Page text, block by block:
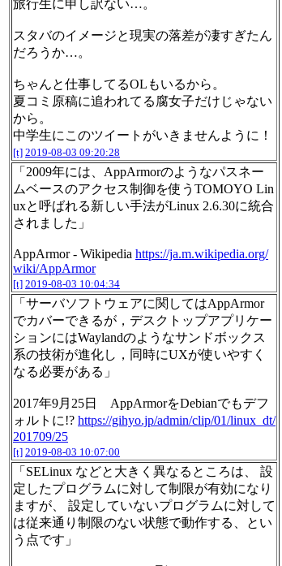
旅行生に申し訳ない…。
スタバのイメージと現実の落差が凄すぎたん
だろうか…。
ちゃんと仕事してるOLもいるから。
夏コミ原稿に追われてる腐女子だけじゃない
から。
中学生にこのツイートがいきませんように！
[t] 2019-08-03 09:20:28
「2009年には、AppArmorのようなパスネー
ムベースのアクセス制御を使うTOMOYO Lin
uxと呼ばれる新しい手法がLinux 2.6.30に統合
されました」
AppArmor - Wikipedia https://ja.m.wikipedia.org/
wiki/AppArmor
[t] 2019-08-03 10:04:34
「サーバソフトウェアに関してはAppArmor
でカバーできるが，デスクトップアプリケー
ションにはWaylandのようなサンドボックス
系の技術が進化し，同時にUXが使いやすく
なる必要がある」
2017年9月25日 AppArmorをDebianでもデフ
ォルトに!? https://gihyo.jp/admin/clip/01/linux_dt/
201709/25
[t] 2019-08-03 10:07:00
「SELinux などと大きく異なるところは、 設
定したプログラムに対して制限が有効になり
ますが、 設定していないプログラムに対して
は従来通り制限のない状態で動作する、とい
う点です」